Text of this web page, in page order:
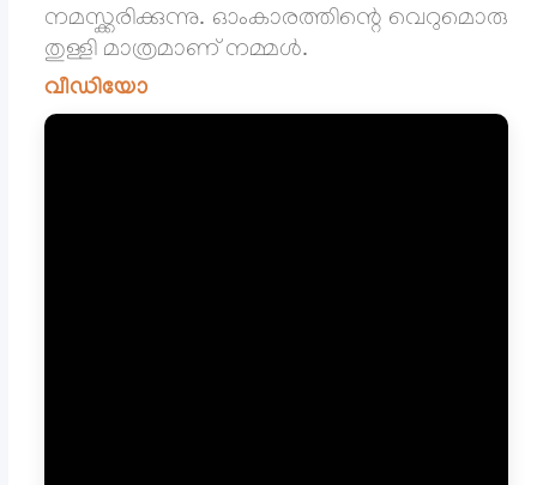
നമസ്ക്കരിക്കുന്നു. ഓംകാരത്തിന്റെ വെറുമൊരു
തുള്ളി മാത്രമാണ് നമ്മൾ.
വീഡിയോ